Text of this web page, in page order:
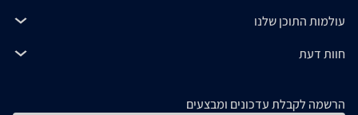
עולמות התוכן שלנו
חוות דעת
הרשמה לקבלת עדכונים ומבצעים